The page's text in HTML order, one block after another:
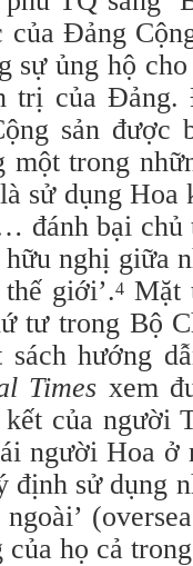
của Đảng
sự ủng hộ
trị của
sản được
một trong
sử dụng
đánh bại
nghị giữa
giới’.4 Mặt
tư trong Bộ
hướng
Times xem
kết của người
người Hoa ở
định sử dụng
họ cả